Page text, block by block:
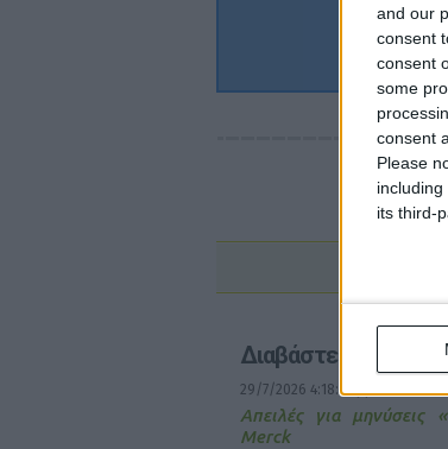
and our
consent
consent
some
consent
Please
its third-
Διαβάστε επίσης
29/7/2026 4:18:55 μμ
Απειλές για μηνύσεις
Merck